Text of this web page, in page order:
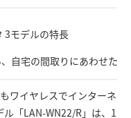
3モデルの特長
自宅の間取りにあわせたラ
ワイヤレスでインターネ
ル「LAN-WN22/R」は、